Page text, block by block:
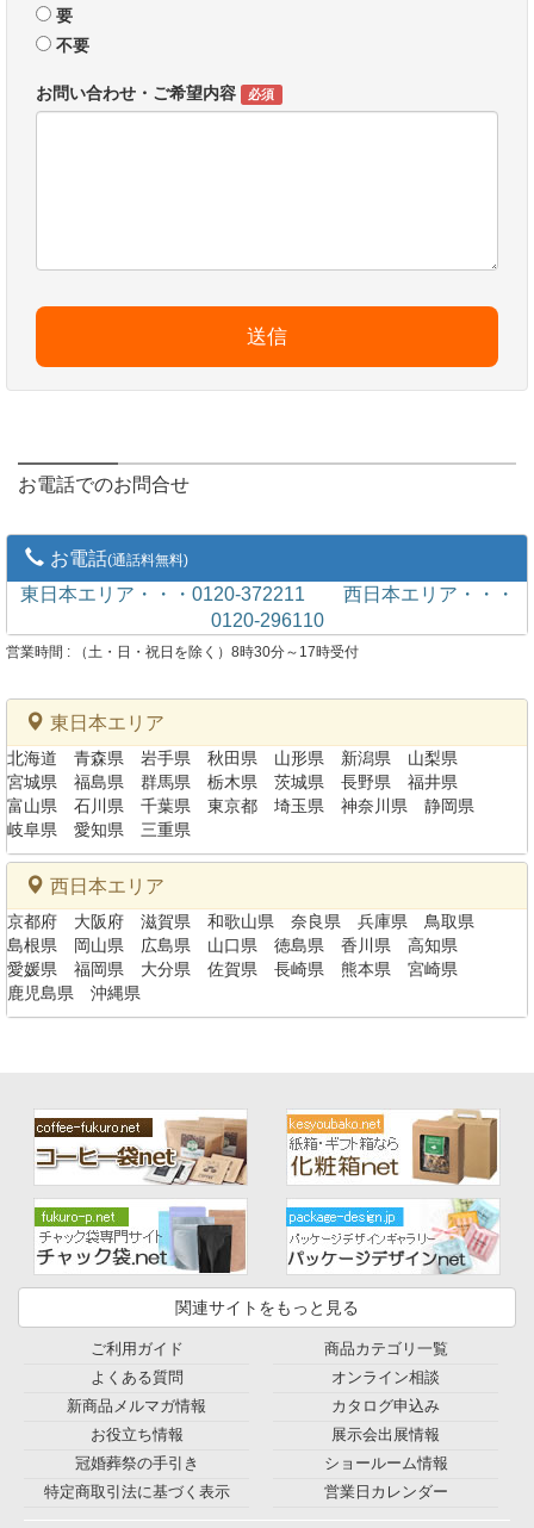
要
不要
お問い合わせ・ご希望内容 必須
送信
お電話でのお問合せ
お電話(通話料無料)
東日本エリア・・・0120-372211
西日本エリア・・・
0120-296110
営業時間 : （土・日・祝日を除く）8時30分～17時受付
東日本エリア
北海道 青森県 岩手県 秋田県 山形県 新潟県
山梨県
宮城県
福島県 群馬県 栃木県 茨城県 長野県
福井県
富山県
石川県 千葉県 東京都 埼玉県 神奈川県
静岡県
岐阜県
愛知県 三重県
西日本エリア
京都府 大阪府 滋賀県 和歌山県 奈良県 兵庫県
鳥取県
島根県
岡山県 広島県 山口県 徳島県 香川県
高知県
愛媛県
福岡県 大分県 佐賀県 長崎県 熊本県
宮崎県
鹿児島県
沖縄県
関連サイトをもっと見る
ご利用ガイド
よくある質問
新商品メルマガ情報
お役立ち情報
冠婚葬祭の手引き
特定商取引法に基づく表示
商品カテゴリ一覧
オンライン相談
カタログ申込み
展示会出展情報
ショールーム情報
営業日カレンダー